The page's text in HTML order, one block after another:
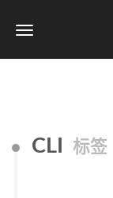
CLI 标签